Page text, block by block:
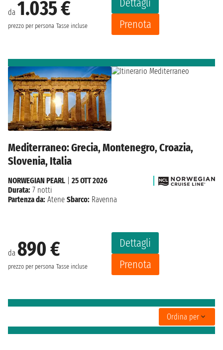
da 1.035 €
prezzo per persona Tasse incluse
Prenota
Mediterraneo: Grecia, Montenegro, Croazia,
Slovenia, Italia
da 890 €
prezzo per persona Tasse incluse
Dettagli
Prenota
NORWEGIAN PEARL
25 OTT 2026
Durata: 7 notti
Partenza da: Atene Sbarco: Ravenna
Ordina per